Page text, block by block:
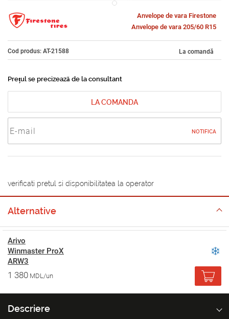
Anvelope de vara Firestone
Anvelope de vara 205/60 R15
Cod produs: AT-21588 La comandă
Prețul se precizează de la consultant
LA COMANDA
NOTIFICA
verificati pretul si disponibilitatea la operator
Alternative
Arivo
Winmaster ProX
ARW3
1 380 MDL/un
Descriere